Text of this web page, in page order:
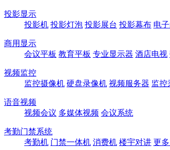
投影显示
投影机 投影灯泡 投影展台 投影幕布 电
商用显示
会议平板 教育平板 专业显示器 酒店电视
视频监控
监控摄像机 硬盘录像机 视频服务器 监控
语音视频
视频会议 多媒体视频 会议系统
考勤门禁系统
考勤机 门禁一体机 消费机 楼宇对讲 更